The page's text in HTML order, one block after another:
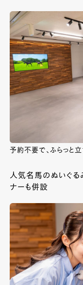
予約不要で、ふらっと
人気名馬のぬいぐる
ナーも併設